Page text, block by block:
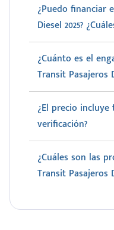
¿Puedo financiar
Diesel 2025?
¿Cuánto es el
Transit Pasajeros
¿El precio incluye
verificación?
¿Cuáles son las
Transit Pasajeros